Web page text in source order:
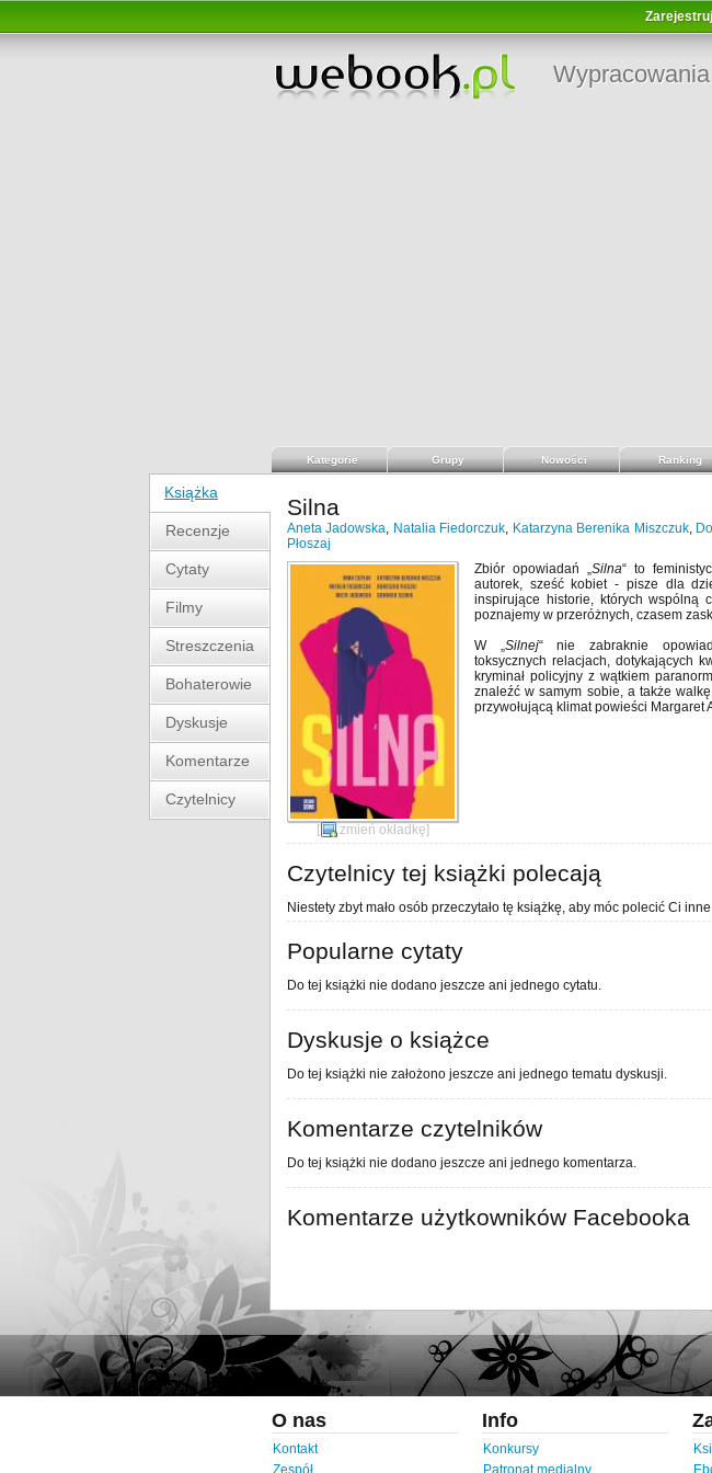
Wypracowania
Kategorie Grupy Nowości Ranking
Książka
Recenzje
Cytaty
Filmy
Streszczenia
Bohaterowie
Dyskusje
Komentarze
Czytelnicy
Silna
Aneta Jadowska, Natalia Fiedorczuk, Katarzyna Berenika Miszczuk,
Płoszaj
[ zmień okładkę]
Zbiór opowiadań „Silna“ to
autorek, sześć kobiet - pisze dla
inspirujące historie, których wspólną
poznajemy w przeróżnych, czasem
W „Silnej“ nie zabraknie
toksycznych relacjach, dotykających
kryminał policyjny z wątkiem
znaleźć w samym sobie, a także
przywołującą klimat powieści Margaret
Czytelnicy tej książki polecają
Niestety zbyt mało osób przeczytało tę książkę, aby móc polecić Ci
Popularne cytaty
Do tej książki nie dodano jeszcze ani jednego cytatu.
Dyskusje o książce
Do tej książki nie założono jeszcze ani jednego tematu dyskusji.
Komentarze czytelników
Do tej książki nie dodano jeszcze ani jednego komentarza.
Komentarze użytkowników Facebooka
O nas
Kontakt
Zespół
Info
Konkursy
Patronat medialny